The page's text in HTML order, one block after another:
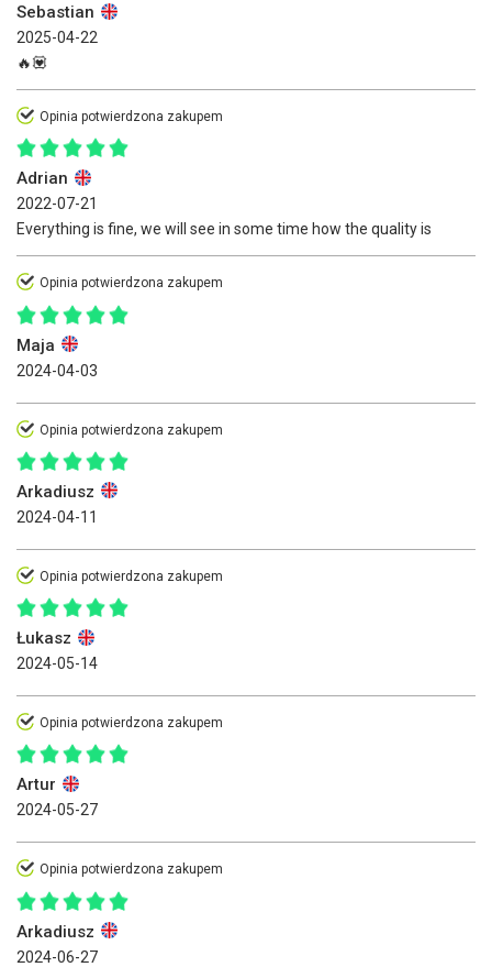
Sebastian
2025-04-22
🔥💟
Opinia potwierdzona zakupem
Adrian
2022-07-21
Everything is fine, we will see in some time how the quality is
Opinia potwierdzona zakupem
Maja
2024-04-03
Opinia potwierdzona zakupem
Arkadiusz
2024-04-11
Opinia potwierdzona zakupem
Łukasz
2024-05-14
Opinia potwierdzona zakupem
Artur
2024-05-27
Opinia potwierdzona zakupem
Arkadiusz
2024-06-27